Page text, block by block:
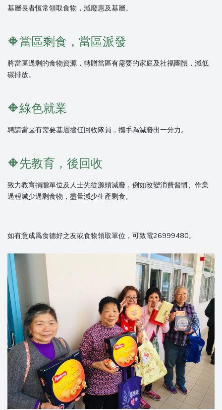
基層長者恆常領取食物，減廢惠及基層。
🔶當區剩食，當區派發
將當區過剩的食物資源，轉贈當區有需要的家庭及社福團體，減低
碳排放。
🔶綠色就業
聘請當區有需要基層擔任回收隊員，攜手為減廢出一分力。
🔶先教育，後回收
致力教育捐贈單位及人士先從源頭減廢，例如改變消費習慣、作業
過程減少過剩食物，盡量減少生產剩食。
如有意成爲食德好之友或食物領取單位，可致電26999480。